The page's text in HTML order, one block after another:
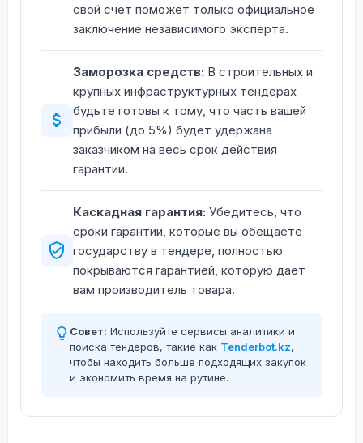
свой счет поможет только официальное
заключение независимого эксперта.
Заморозка средств: В строительных и
крупных инфраструктурных тендерах
будьте готовы к тому, что часть вашей
прибыли (до 5%) будет удержана
заказчиком на весь срок действия
гарантии.
Каскадная гарантия: Убедитесь, что
сроки гарантии, которые вы обещаете
государству в тендере, полностью
покрываются гарантией, которую дает
вам производитель товара.
Совет: Используйте сервисы аналитики и
поиска тендеров, такие как Tenderbot.kz,
чтобы находить больше подходящих закупок
и экономить время на рутине.